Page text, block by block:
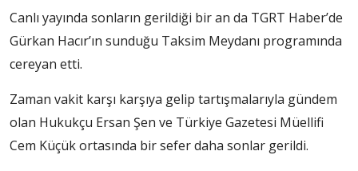
Canlı yayında sonların gerildiği bir an da TGRT Haber’de
Gürkan Hacır’ın sunduğu Taksim Meydanı programında
cereyan etti.
Zaman vakit karşı karşıya gelip tartışmalarıyla gündem
olan Hukukçu Ersan Şen ve Türkiye Gazetesi Müellifi
Cem Küçük ortasında bir sefer daha sonlar gerildi.